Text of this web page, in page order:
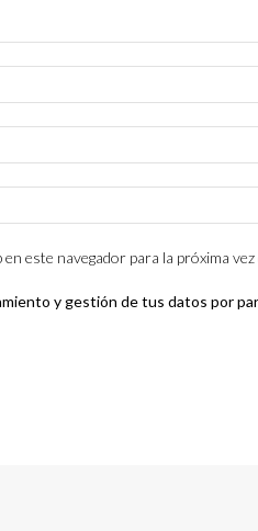
este navegador para la próxima vez
y gestión de tus datos por